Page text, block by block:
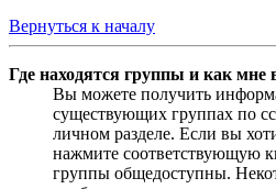
Вернуться к началу
Где находятся группы и как мне
Вы можете получить
существующих группах по
личном разделе. Если вы
нажмите соответствующую
группы общедоступны.